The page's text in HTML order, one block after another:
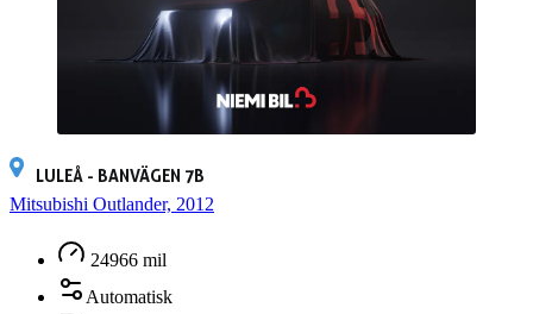
LULEÅ - BANVÄGEN 7B
Mitsubishi Outlander, 2012
24966 mil
Automatisk